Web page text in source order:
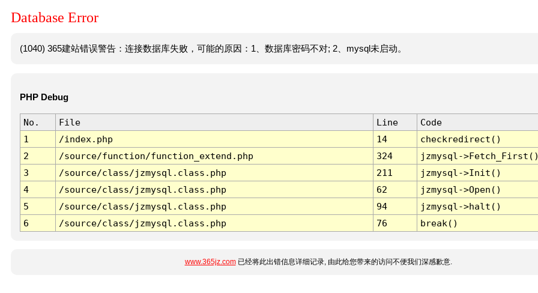
Database Error
(1040) 365建站错误警告：连接数据库失败，可能的原因：1、数据库密码不对; 2、mysql未启动。
PHP Debug
No. File Line
Code
1
/index.php 14
checkredirect()
2
/source/function/function_extend.php 324
jzmysql-
3
/source/class/jzmysql.class.php 211
jzmysql->Init()
4
/source/class/jzmysql.class.php 62
jzmysql->Open()
5
/source/class/jzmysql.class.php 94
jzmysql->halt()
6
/source/class/jzmysql.class.php 76 break()
www.365jz.com已经将此出错信息详细记录, 由此给您带来的访问不便我们深感歉意.